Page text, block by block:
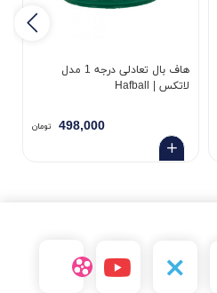
هاف بال تعادلی درجه 1 مدل
لاتکس | Hafball
498,000 تومان